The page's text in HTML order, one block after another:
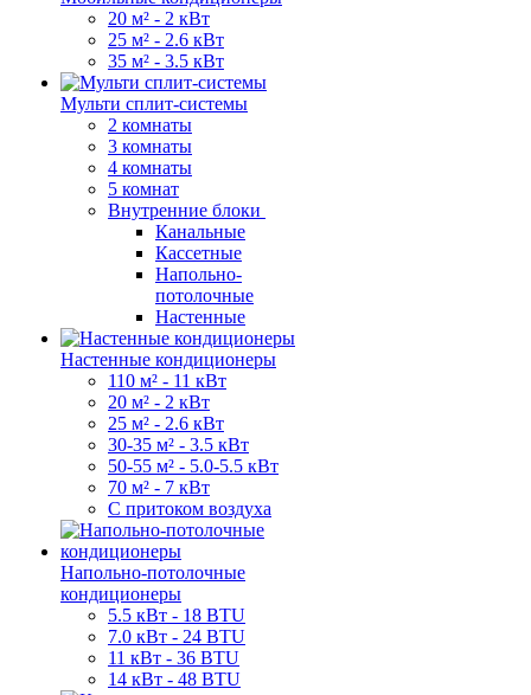
20 м² - 2 кВт
25 м² - 2.6 кВт
35 м² - 3.5 кВт
Мульти сплит-системы
2 комнаты
3 комнаты
4 комнаты
5 комнат
Внутренние блоки
Канальные
Кассетные
Напольно-
потолочные
Настенные
Настенные кондиционеры
110 м² - 11 кВт
20 м² - 2 кВт
25 м² - 2.6 кВт
30-35 м² - 3.5 кВт
50-55 м² - 5.0-5.5 кВт
70 м² - 7 кВт
С притоком воздуха
Напольно-потолочные
кондиционеры
5.5 кВт - 18 BTU
7.0 кВт - 24 BTU
11 кВт - 36 BTU
14 кВт - 48 BTU